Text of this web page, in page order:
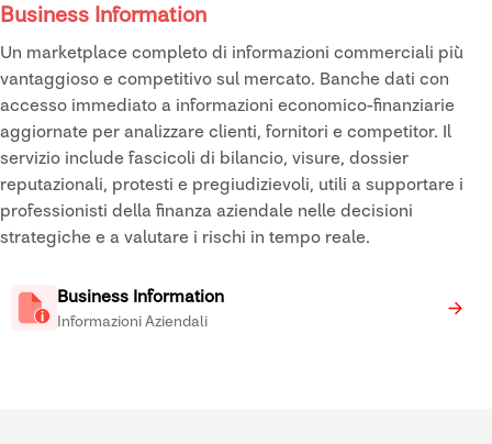
Business Information
Un marketplace completo di informazioni commerciali più
vantaggioso e competitivo sul mercato. Banche dati con
accesso immediato a informazioni economico-finanziarie
aggiornate per analizzare clienti, fornitori e competitor. Il
servizio include fascicoli di bilancio, visure, dossier
reputazionali, protesti e pregiudizievoli, utili a supportare i
professionisti della finanza aziendale nelle decisioni
strategiche e a valutare i rischi in tempo reale.
Business Information
Informazioni Aziendali